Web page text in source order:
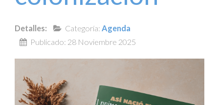
Detalles: Categoría: Agenda
Publicado: 28 Noviembre 2025